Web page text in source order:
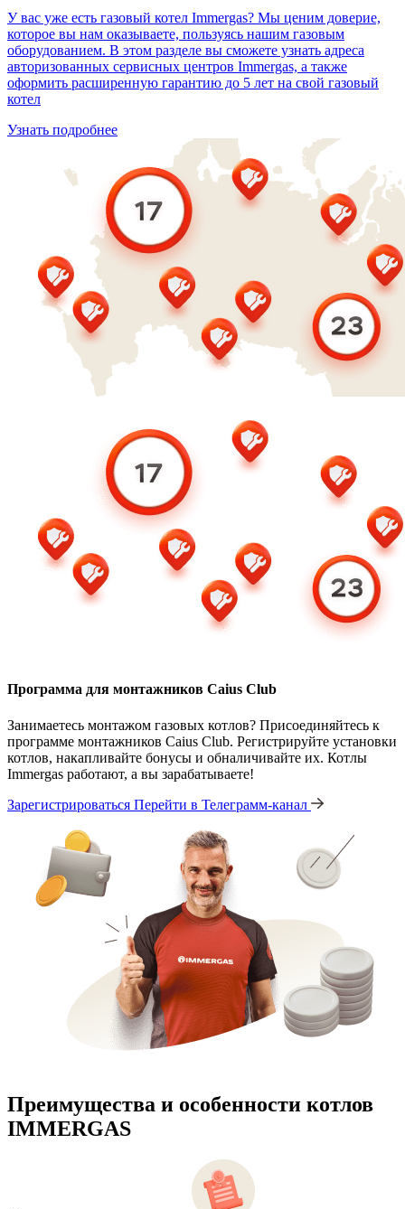
У вас уже есть газовый котел Immergas? Мы ценим доверие,
которое вы нам оказываете, пользуясь нашим газовым
оборудованием. В этом разделе вы сможете узнать адреса
авторизованных сервисных центров Immergas, а также
оформить расширенную гарантию до 5 лет на свой газовый
котел
Узнать подробнее
Программа для монтажников Caius Club
Занимаетесь монтажом газовых котлов? Присоединяйтесь к
программе монтажников Caius Club. Регистрируйте установки
котлов, накапливайте бонусы и обналичивайте их. Котлы
Immergas работают, а вы зарабатываете!
Зарегистрироваться Перейти в Телеграмм-канал
Преимущества и особенности котлов
IMMERGAS